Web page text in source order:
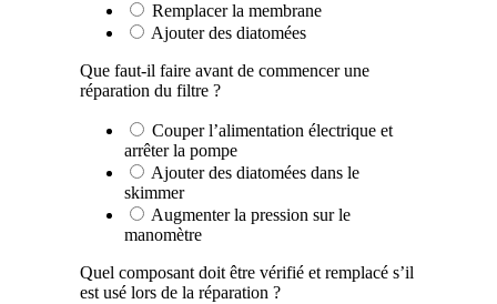
Remplacer la membrane
Ajouter des diatomées
Que faut-il faire avant de commencer une
réparation du filtre ?
Couper l’alimentation électrique et
arrêter la pompe
Ajouter des diatomées dans le
skimmer
Augmenter la pression sur le
manomètre
Quel composant doit être vérifié et remplacé s’il
est usé lors de la réparation ?